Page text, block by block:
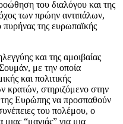
του διαλόγου και της
των πρώην αντιπάλων,
της ευρωπαϊκής
και της αμοιβαίας
με την οποία
και πολιτικής
κρατών, στηριζόμενο στην
Ευρώπης να προσπαθούν
του πολέμου, ο
“μαγιάς” για μια